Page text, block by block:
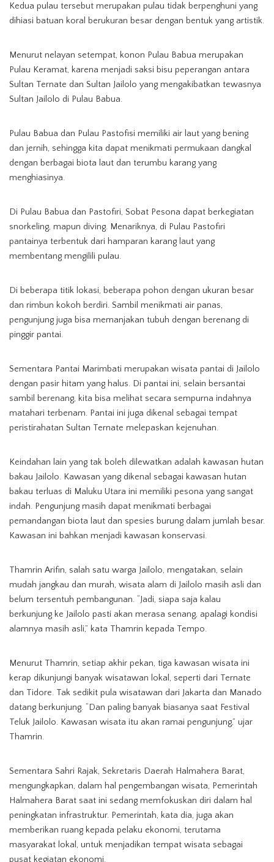
Kedua pulau tersebut merupakan pulau tidak berpenghuni yang
dihiasi batuan koral berukuran besar dengan bentuk yang artistik.
Menurut nelayan setempat, konon Pulau Babua merupakan
Pulau Keramat, karena menjadi saksi bisu peperangan antara
Sultan Ternate dan Sultan Jailolo yang mengakibatkan tewasnya
Sultan Jailolo di Pulau Babua.
Pulau Babua dan Pulau Pastofisi memiliki air laut yang bening
dan jernih, sehingga kita dapat menikmati permukaan dangkal
dengan berbagai biota laut dan terumbu karang yang
menghiasinya.
Di Pulau Babua dan Pastofiri, Sobat Pesona dapat berkegiatan
snorkeling, mapun diving. Menariknya, di Pulau Pastofiri
pantainya terbentuk dari hamparan karang laut yang
membentang mengilili pulau.
Di beberapa titik lokasi, beberapa pohon dengan ukuran besar
dan rimbun kokoh berdiri. Sambil menikmati air panas,
pengunjung juga bisa memanjakan tubuh dengan berenang di
pinggir pantai.
Sementara Pantai Marimbati merupakan wisata pantai di Jailolo
dengan pasir hitam yang halus. Di pantai ini, selain bersantai
sambil berenang, kita bisa melihat secara sempurna indahnya
matahari terbenam. Pantai ini juga dikenal sebagai tempat
peristirahatan Sultan Ternate melepaskan kejenuhan.
Keindahan lain yang tak boleh dilewatkan adalah kawasan hutan
bakau Jailolo. Kawasan yang dikenal sebagai kawasan hutan
bakau terluas di Maluku Utara ini memiliki pesona yang sangat
indah. Pengunjung masih dapat menikmati berbagai
pemandangan biota laut dan spesies burung dalam jumlah besar.
Kawasan ini bahkan menjadi kawasan konservasi.
Thamrin Arifin, salah satu warga Jailolo, mengatakan, selain
mudah jangkau dan murah, wisata alam di Jailolo masih asli dan
belum tersentuh pembangunan. “Jadi, siapa saja kalau
berkunjung ke Jailolo pasti akan merasa senang, apalagi kondisi
alamnya masih asli,” kata Thamrin kepada Tempo.
Menurut Thamrin, setiap akhir pekan, tiga kawasan wisata ini
kerap dikunjungi banyak wisatawan lokal, seperti dari Ternate
dan Tidore. Tak sedikit pula wisatawan dari Jakarta dan Manado
datang berkunjung. “Dan paling banyak biasanya saat Festival
Teluk Jailolo. Kawasan wisata itu akan ramai pengunjung,” ujar
Thamrin.
Sementara Sahri Rajak, Sekretaris Daerah Halmahera Barat,
mengungkapkan, dalam hal pengembangan wisata, Pemerintah
Halmahera Barat saat ini sedang memfokuskan diri dalam hal
peningkatan infrastruktur. Pemerintah, kata dia, juga akan
memberikan ruang kepada pelaku ekonomi, terutama
masyarakat lokal, untuk menjadikan tempat wisata sebagai
pusat kegiatan ekonomi.